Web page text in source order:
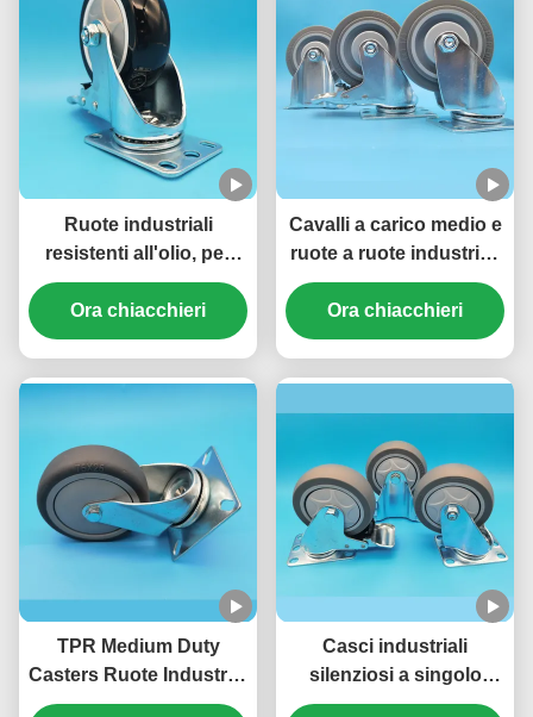
Ruote industriali
resistenti all'olio, per
impieghi medi, a singolo
asse, in TPU, ruote
singole da 5",
rigide per sedie da
Ora chiacchieri
Cavalli a carico medio e
ruote a ruote industriali
PP resistenti 4"/5"/6"/8"
pollici ruote a freno
singolo Ideale per letti
Ora chiacchieri
TPR Medium Duty
Casters Ruote Industrial
Castor Singel 5
Casci industriali
silenziosi a singolo
asse TPR a ruota media